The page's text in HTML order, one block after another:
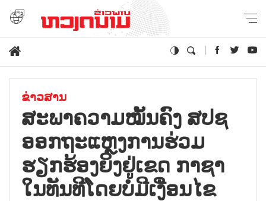
ຂ່າວສານ
ສະພາຄວາມໝັ້ນຄົງ ສປຊ
ອອກຖະແຫຼງການຮ່ວມ
ຮຽກຮ້ອງຍິງຢູ່ເຂດ ກາຊາ
ໃນທັນທີໂດຍບໍ່ມີເງື່ອນໄຂ